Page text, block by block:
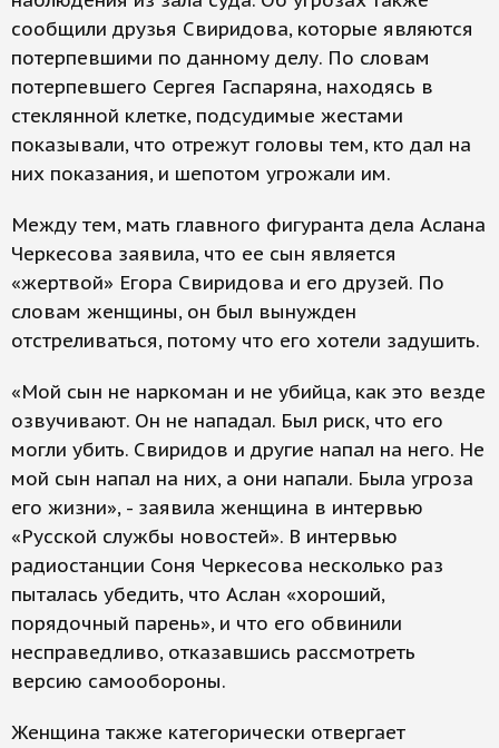
сообщили друзья Свиридова, которые являются
потерпевшими по данному делу. По словам
потерпевшего Сергея Гаспаряна, находясь в
стеклянной клетке, подсудимые жестами
показывали, что отрежут головы тем, кто дал на
них показания, и шепотом угрожали им.
Между тем, мать главного фигуранта дела Аслана
Черкесова заявила, что ее сын является
«жертвой» Егора Свиридова и его друзей. По
словам женщины, он был вынужден
отстреливаться, потому что его хотели задушить.
«Мой сын не наркоман и не убийца, как это везде
озвучивают. Он не нападал. Был риск, что его
могли убить. Свиридов и другие напал на него. Не
мой сын напал на них, а они напали. Была угроза
его жизни», - заявила женщина в интервью
«Русской службы новостей». В интервью
радиостанции Соня Черкесова несколько раз
пыталась убедить, что Аслан «хороший,
порядочный парень», и что его обвинили
несправедливо, отказавшись рассмотреть
версию самообороны.
Женщина также категорически отвергает